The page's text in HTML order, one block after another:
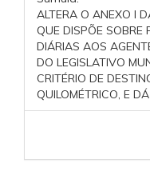
ALTERA O ANEXO I
QUE DISPÕE SOBRE
DIÁRIAS AOS
DO LEGISLATIVO
CRITÉRIO DE
QUILOMÉTRICO, E